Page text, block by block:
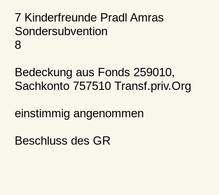
7 Kinderfreunde Pradl Amras
Sondersubvention
8
Bedeckung aus Fonds 259010,
Sachkonto 757510 Transf.priv.Org
einstimmig angenommen
Beschluss des GR